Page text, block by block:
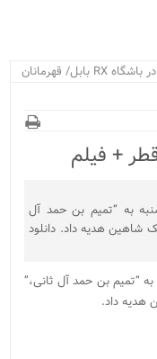
رقابت نفسگیر ۲۰ ورزشکار حرفه ای در باشگاه RX بابل/ قهرمانان
+ فیلم
به “تمیم بن حمد آل
شاهین هدیه داد. دانلود
“تمیم بن حمد آل ثانی،”
هدیه داد.